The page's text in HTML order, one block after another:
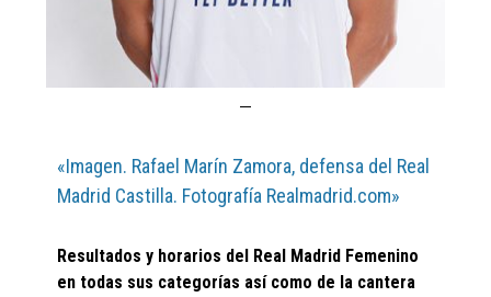
«Imagen. Rafael Marín Zamora, defensa del Real
Madrid Castilla. Fotografía Realmadrid.com»
Resultados y horarios del Real Madrid Femenino
en todas sus categorías así como de la cantera